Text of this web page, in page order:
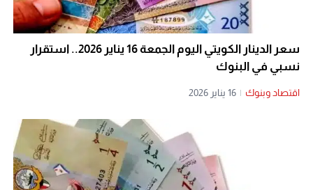
سعر الدينار الكويتي اليوم الجمعة 16 يناير 2026.. استقرار
نسبي في البنوك
اقتصاد وبنوك | 16 يناير 2026